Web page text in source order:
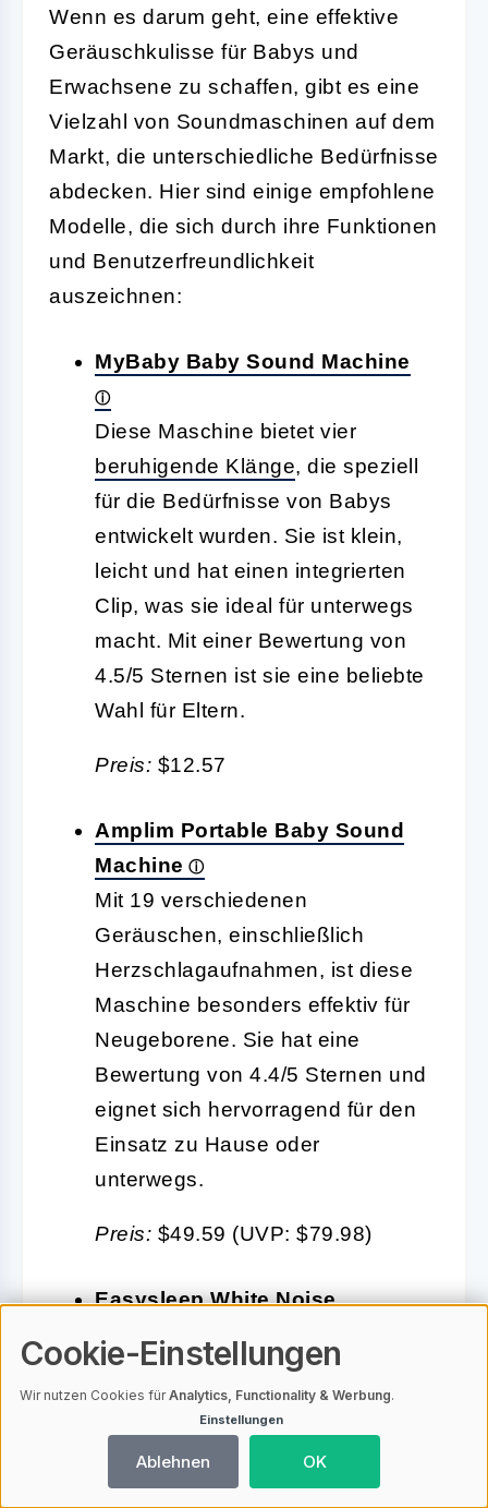
Wenn es darum geht, eine effektive
Geräuschkulisse für Babys und
Erwachsene zu schaffen, gibt es eine
Vielzahl von Soundmaschinen auf dem
Markt, die unterschiedliche Bedürfnisse
abdecken. Hier sind einige empfohlene
Modelle, die sich durch ihre Funktionen
und Benutzerfreundlichkeit
auszeichnen:
MyBaby Baby Sound Machine
Diese Maschine bietet vier
beruhigende Klänge, die speziell
für die Bedürfnisse von Babys
entwickelt wurden. Sie ist klein,
leicht und hat einen integrierten
Clip, was sie ideal für unterwegs
macht. Mit einer Bewertung von
4.5/5 Sternen ist sie eine beliebte
Wahl für Eltern.
Preis: $12.57
Amplim Portable Baby Sound
Machine
Mit 19 verschiedenen
Geräuschen, einschließlich
Herzschlagaufnahmen, ist diese
Maschine besonders effektiv für
Neugeborene. Sie hat eine
Bewertung von 4.4/5 Sternen und
eignet sich hervorragend für den
Einsatz zu Hause oder
unterwegs.
Preis: $49.59 (UVP: $79.98)
Easysleep White Noise
Diese Maschine bietet 25
beruhigende Klänge und verfügt
über eine Nachtlichtfunktion. Mit
einer Bewertung von 4.6/5
Cookie-Einstellungen
Wir nutzen Cookies fürAnalytics, Functionality & Werbung.
Einstellungen
Ablehnen OK